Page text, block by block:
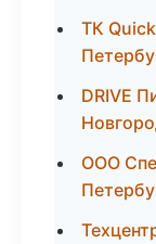
ТК
DRIVE
ООО